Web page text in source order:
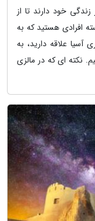
خود دارند تا از
افرادی هستید که به
علاقه دارید، به
نکته ای که در مالزی